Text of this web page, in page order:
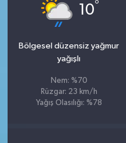
10°
Bölgesel düzensiz yağmur
yağışlı
Nem: %70
Rüzgar: 23 km/h
Yağış Olasılığı: %78